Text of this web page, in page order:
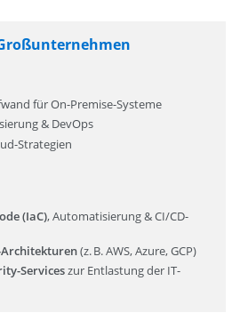
für On-Premise-Systeme
& DevOps
Strategien
(IaC), Automatisierung & CI/CD-
(z. B. AWS, Azure, GCP)
Serviceszur Entlastung der IT-